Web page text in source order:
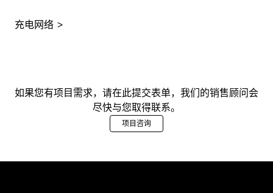
充电网络
如果您有项目需求，请在此提交表单，我们的销售顾问会
尽快与您取得联系。
项目咨询